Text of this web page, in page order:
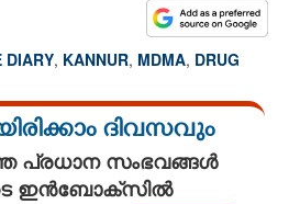
DIARY, KANNUR, MDMA, DRUG
ദിവസവും
പ്രധാന സംഭവങ്ങൾ
ഇൻബോക്സിൽ